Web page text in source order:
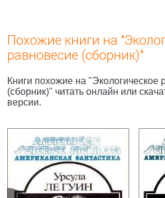
Похожие книги на
равновесие (сборник)"
Книги похожие на "Экологическое
(сборник)" читать онлайн или
версии.